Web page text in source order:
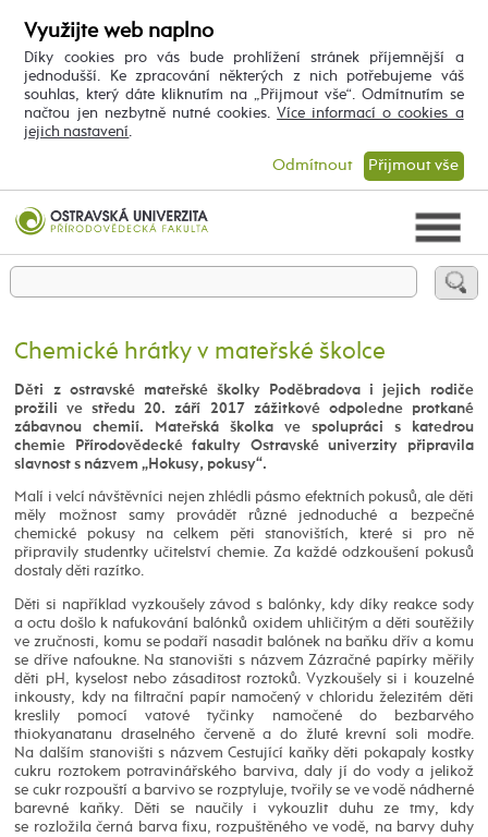
Využijte web naplno
Díky cookies pro vás bude prohlížení stránek příjemnější a
jednodušší. Ke zpracování některých z nich potřebujeme váš
souhlas, který dáte kliknutím na „Přijmout vše“. Odmítnutím se
načtou jen nezbytně nutné cookies.Více informací o cookies a
jejich nastavení
Přijmout vše
Odmítnout
Chemické hrátky v mateřské školce
Děti z ostravské mateřské školky Poděbradova i jejich rodiče
prožili ve středu 20. září 2017 zážitkové odpoledne protkané
zábavnou chemií. Mateřská školka ve spolupráci s katedrou
chemie Přírodovědecké fakulty Ostravské univerzity připravila
slavnost s názvem „Hokusy, pokusy“.
Malí i velcí návštěvníci nejen zhlédli pásmo efektních pokusů, ale děti
měly možnost samy provádět různé jednoduché a bezpečné
chemické pokusy na celkem pěti stanovištích, které si pro ně
připravily studentky učitelství chemie. Za každé odzkoušení pokusů
dostaly děti razítko.
Děti si například vyzkoušely závod s balónky, kdy díky reakce sody
a octu došlo k nafukování balónků oxidem uhličitým a děti soutěžily
ve zručnosti, komu se podaří nasadit balónek na baňku dřív a komu
se dříve nafoukne. Na stanovišti s názvem Zázračné papírky měřily
děti pH, kyselost nebo zásaditost roztoků. Vyzkoušely si i kouzelné
inkousty, kdy na filtrační papír namočený v chloridu železitém děti
kreslily pomocí vatové tyčinky namočené do bezbarvého
thiokyanatanu draselného červeně a do žluté krevní soli modře.
Na dalším stanovišti s názvem Cestující kaňky děti pokapaly kostky
cukru roztokem potravinářského barviva, daly jí do vody a jelikož
se cukr rozpouští a barvivo se rozptyluje, tvořily se ve vodě nádherné
barevné kaňky. Děti se naučily i vykouzlit duhu ze tmy, kdy
se rozložila černá barva fixu, rozpuštěného ve vodě, na barvy duhy